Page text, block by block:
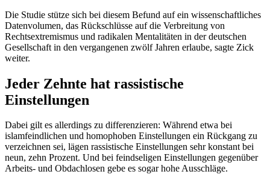
Die Studie stütze sich bei diesem Befund auf ein wissenschaftliches
Datenvolumen, das Rückschlüsse auf die Verbreitung von
Rechtsextremismus und radikalen Mentalitäten in der deutschen
Gesellschaft in den vergangenen zwölf Jahren erlaube, sagte Zick
weiter.
Jeder Zehnte hat rassistische
Einstellungen
Dabei gilt es allerdings zu differenzieren: Während etwa bei
islamfeindlichen und homophoben Einstellungen ein Rückgang zu
verzeichnen sei, lägen rassistische Einstellungen sehr konstant bei
neun, zehn Prozent. Und bei feindseligen Einstellungen gegenüber
Arbeits- und Obdachlosen gebe es sogar hohe Ausschläge.